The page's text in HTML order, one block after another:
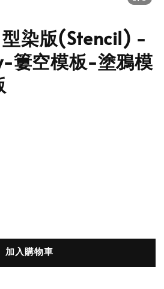
染版(Stencil) -
簍空模板-塗鴉模
加入購物車